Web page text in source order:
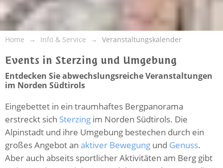
Home Info & Service Veranstaltungskalender
Events in Sterzing und Umgebung
Entdecken Sie abwechslungsreiche Veranstaltungen
im Norden Südtirols
Eingebettet in ein traumhaftes Bergpanorama
erstreckt sich Sterzing im Norden Südtirols. Die
Alpinstadt und ihre Umgebung bestechen durch ein
großes Angebot an aktiver Bewegung und Genuss.
Aber auch abseits sportlicher Aktivitäten am Berg gibt